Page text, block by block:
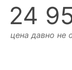
24
цена давно не